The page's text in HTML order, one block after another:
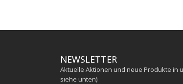
NEWSLETTER
Aktuelle Aktionen und neue Produkte in
siehe unten)